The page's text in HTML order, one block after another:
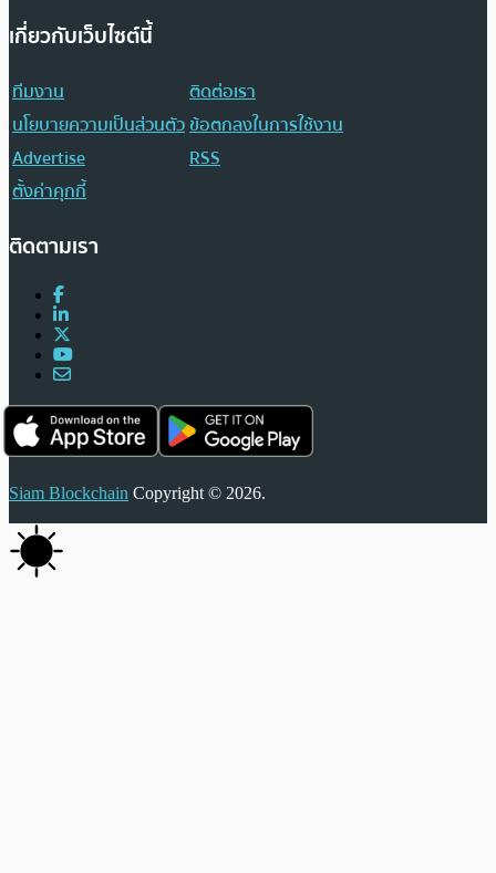
เกี่ยวกับเว็บไซต์นี้
ทีมงาน
ติดต่อเรา
นโยบายความเป็นส่วนตัวข้อตกลงในการใช้งาน
Advertise
RSS
ตั้งค่าคุกกี้
ติดตามเรา
Siam Blockchain Copyright © 2026.